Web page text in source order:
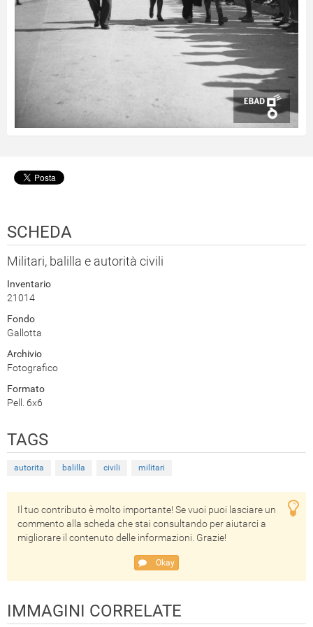
SCHEDA
Militari, balilla e autorità civili
Inventario
21014
Fondo
Gallotta
Archivio
Fotografico
Formato
Pell. 6x6
TAGS
autorita balilla civili militari
Il tuo contributo è molto importante! Se vuoi puoi lasciare un
commento alla scheda che stai consultando per aiutarci a
migliorare il contenuto delle informazioni. Grazie!
Okay
IMMAGINI CORRELATE